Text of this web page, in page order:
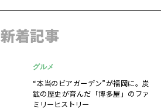
新着記事
グルメ
“本当のビアガーデン”が福岡に。炭
鉱の歴史が育んだ「博多屋」のファ
ミリーヒストリー